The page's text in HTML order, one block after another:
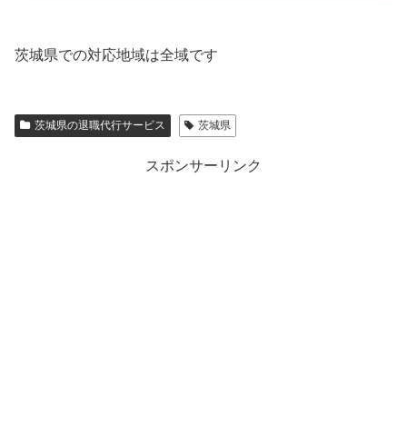
茨城県での対応地域は全域です
茨城県の退職代行サービス 茨城県
スポンサーリンク